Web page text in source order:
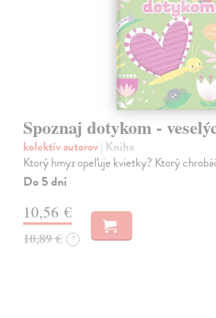
Spoznaj dotykom -
kolektív autorov| Kniha
Ktorý hmyz opeľuje kvietky? Ktorý
Do 5 dní
10,56 €
10,89 € ?